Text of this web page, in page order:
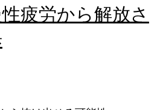
疲労から解放さ